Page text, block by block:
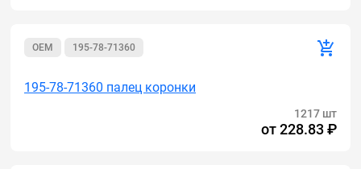
OEM 195-78-71360
195-78-71360 палец коронки
1217 шт
от228.83 ₽